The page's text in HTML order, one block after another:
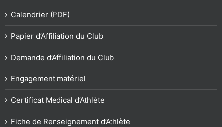
Calendrier (PDF)
Papier d’Affiliation du Club
Demande d’Affiliation du Club
Engagement matériel
Certificat Medical d’Athlète
Fiche de Renseignement d’Athlète